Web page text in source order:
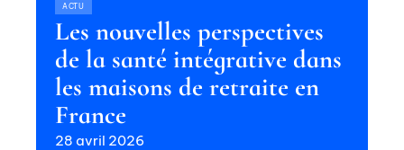
ACTU
Les nouvelles perspectives
de la santé intégrative dans
les maisons de retraite en
France
28 avril 2026